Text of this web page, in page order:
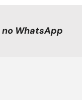
WhatsApp